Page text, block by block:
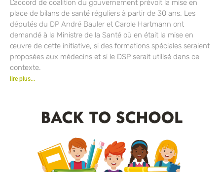
L’accord de coalition du gouvernement prévoit la mise en
place de bilans de santé réguliers à partir de 30 ans. Les
députés du DP André Bauler et Carole Hartmann ont
demandé à la Ministre de la Santé où en était la mise en
œuvre de cette initiative, si des formations spéciales seraient
proposées aux médecins et si le DSP serait utilisé dans ce
contexte.
lire plus...